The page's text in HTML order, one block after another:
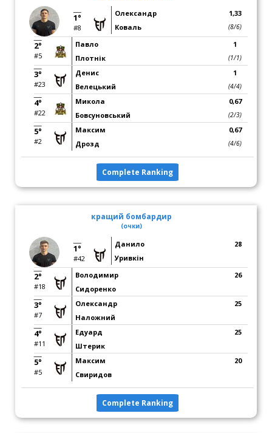
1°
#8
Олександр
Коваль
1,33
(8/6)
2°
#5
Павло
Плотнік
1
(1/1)
3°
#23
Денис
Велецький
1
(4/4)
4°
#22
Микола
Бовсуновський
0,67
(2/3)
5°
#2
Максим
Дрозд
0,67
(4/6)
Complete Ranking
кращий бомбардир
(очки)
1°
#42
Данило
Уривкін
28
2°
#18
Володимир
Сидоренко
26
3°
#7
Олександр
Наложний
25
4°
#11
Едуард
Штерик
25
5°
#5
Максим
Свиридов
20
Complete Ranking